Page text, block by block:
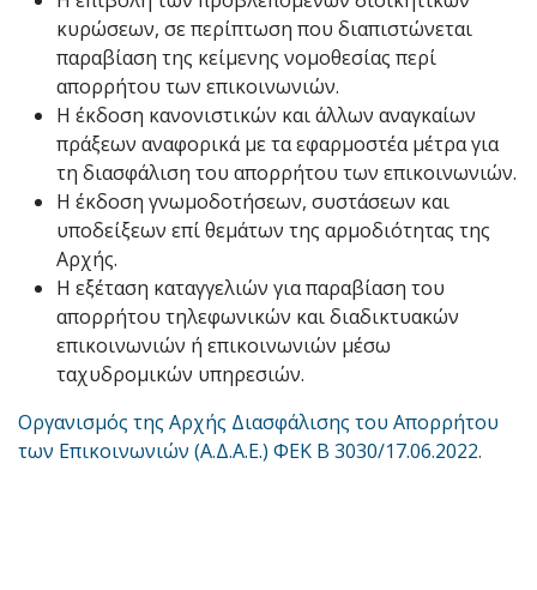
κυρώσεων, σε περίπτωση που διαπιστώνεται
παραβίαση της κείμενης νομοθεσίας περί
απορρήτου των επικοινωνιών.
Η έκδοση κανονιστικών και άλλων αναγκαίων
πράξεων αναφορικά με τα εφαρμοστέα μέτρα για
τη διασφάλιση του απορρήτου των επικοινωνιών.
Η έκδοση γνωμοδοτήσεων, συστάσεων και
υποδείξεων επί θεμάτων της αρμοδιότητας της
Αρχής.
Η εξέταση καταγγελιών για παραβίαση του
απορρήτου τηλεφωνικών και διαδικτυακών
επικοινωνιών ή επικοινωνιών μέσω
ταχυδρομικών υπηρεσιών.
Οργανισμός της Αρχής Διασφάλισης του Απορρήτου
των Επικοινωνιών (Α.Δ.Α.Ε.) ΦΕΚ Β 3030/17.06.2022.